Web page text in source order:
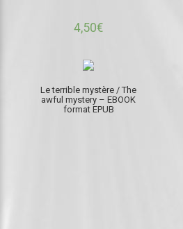
4,50€
Le terrible mystère / The
awful mystery – EBOOK
format EPUB